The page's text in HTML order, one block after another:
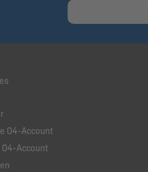
04-Account
04-Account